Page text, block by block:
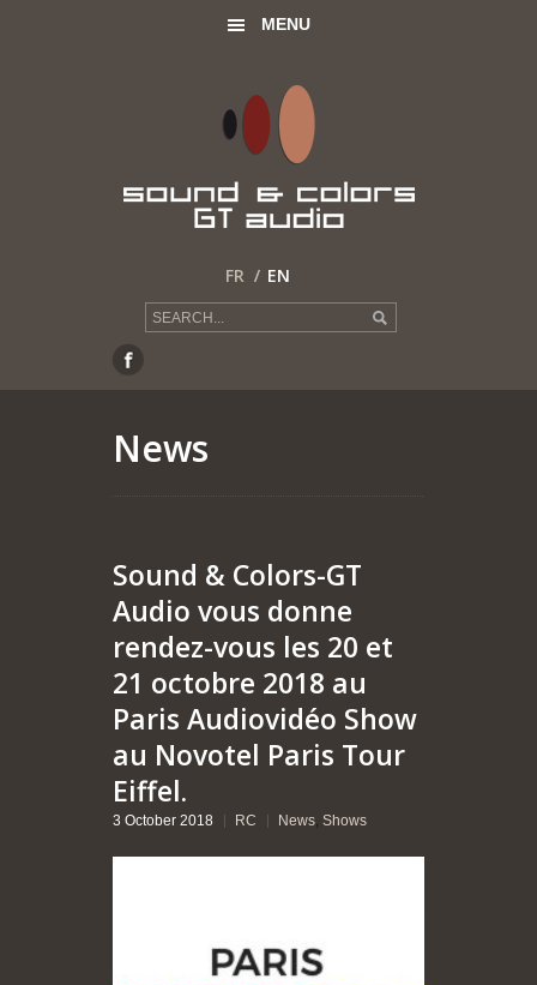
FR EN
MENU
News
Sound & Colors-GT
Audio vous donne
rendez-vous les 20 et
21 octobre 2018 au
Paris Audiovidéo Show
au Novotel Paris Tour
Eiffel.
3 October 2018 RC News Shows